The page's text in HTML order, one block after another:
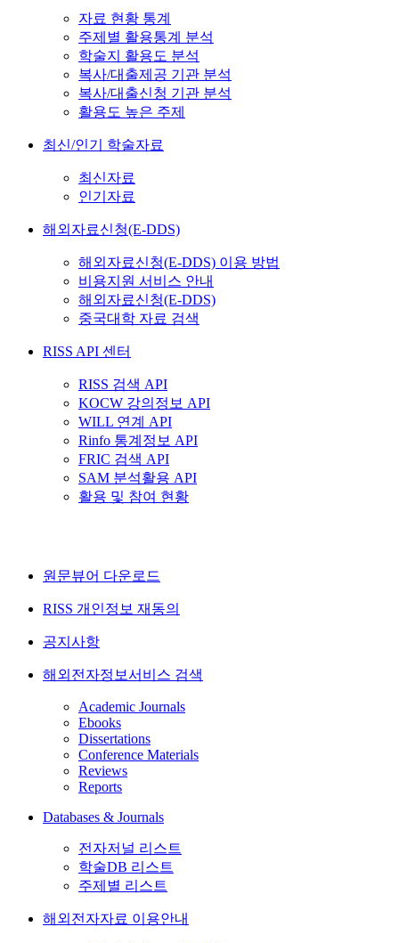
자료 현황 통계
주제별 활용통계 분석
학술지 활용도 분석
복사/대출제공 기관 분석
복사/대출신청 기관 분석
활용도 높은 주제
최신/인기 학술자료
최신자료
인기자료
해외자료신청(E-DDS)
해외자료신청(E-DDS) 이용 방법
비용지원 서비스 안내
해외자료신청(E-DDS)
중국대학 자료 검색
RISS API 센터
RISS 검색 API
KOCW 강의정보 API
WILL 연계 API
Rinfo 통계정보 API
FRIC 검색 API
SAM 분석활용 API
활용 및 참여 현황
원문뷰어 다운로드
RISS 개인정보 재동의
공지사항
해외전자정보서비스 검색
Academic Journals
Ebooks
Dissertations
Conference Materials
Reviews
Reports
Databases & Journals
전자저널 리스트
학술DB 리스트
주제별 리스트
해외전자자료 이용안내